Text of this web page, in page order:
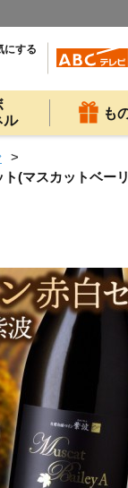
にする
ル
も
ト(マスカットベ